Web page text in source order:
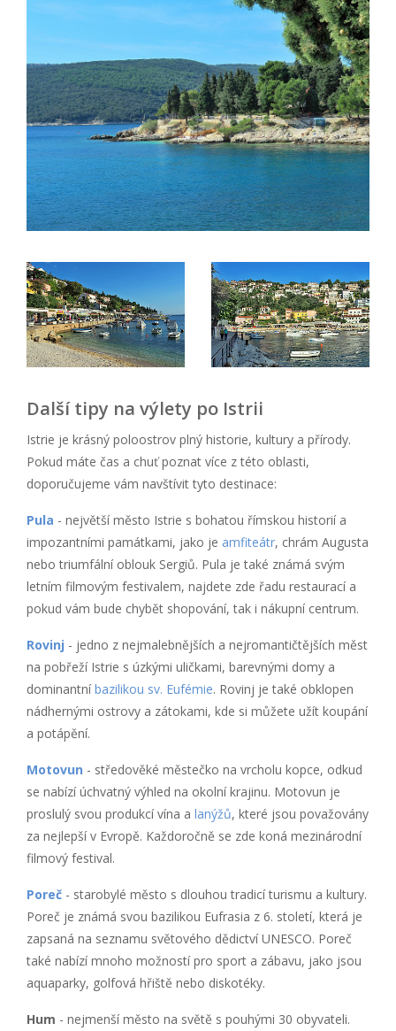
Další tipy na výlety po Istrii
Istrie je krásný poloostrov plný historie, kultury a přírody.
Pokud máte čas a chuť poznat více z této oblasti,
doporučujeme vám navštívit tyto destinace:
Pula - největší město Istrie s bohatou římskou historií a
impozantními památkami, jako je amfiteátr, chrám Augusta
nebo triumfální oblouk Sergiů. Pula je také známá svým
letním filmovým festivalem, najdete zde řadu restaurací a
pokud vám bude chybět shopování, tak i nákupní centrum.
Rovinj - jedno z nejmalebnějších a nejromantičtějších měst
na pobřeží Istrie s úzkými uličkami, barevnými domy a
dominantníbazilikou sv. Eufémie. Rovinj je také obklopen
nádhernými ostrovy a zátokami, kde si můžete užít koupání
a potápění.
Motovun - středověké městečko na vrcholu kopce, odkud
se nabízí úchvatný výhled na okolní krajinu. Motovun je
proslulý svou produkcí vína a lanýžů, které jsou považovány
za nejlepší v Evropě. Každoročně se zde koná mezinárodní
filmový festival.
Poreč - starobylé město s dlouhou tradicí turismu a kultury.
Poreč je známá svou bazilikou Eufrasia z 6. století, která je
zapsaná na seznamu světového dědictví UNESCO. Poreč
také nabízí mnoho možností pro sport a zábavu, jako jsou
aquaparky, golfová hřiště nebo diskotéky.
Hum - nejmenší město na světě s pouhými 30 obyvateli.